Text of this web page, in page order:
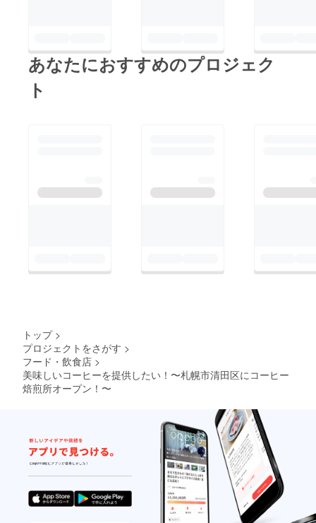
あなたにおすすめのプロジェク
ト
トップ >
プロジェクトをさがす >
フード・飲食店 >
美味しいコーヒーを提供したい！〜札幌市清田区にコーヒー
焙煎所オープン！〜